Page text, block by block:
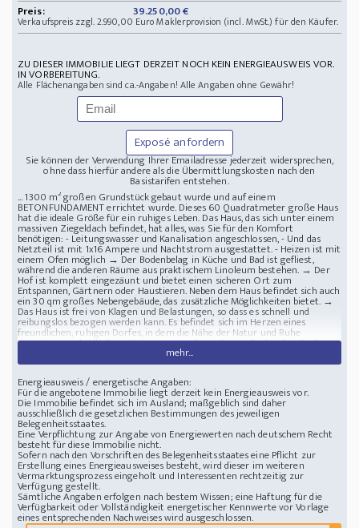
Preis:
39.250,00 €
Verkaufspreis zzgl. 2.990,00 Euro Maklerprovision (incl. MwSt.) für den Käufer.
ZU DIESER IMMOBILIE LIEGT DERZEIT NOCH KEIN ENERGIEAUSWEIS VOR.
IN VORBEREITUNG.
Alle Flächenangaben sind ca.-Angaben! Alle Angaben ohne Gewähr!
Exposé anfordern
Sie können der Verwendung Ihrer Emailadresse jederzeit widersprechen,
ohne dass hierfür andere als die Übermittlungskosten nach den
Basistarifen entstehen.
... 1300 m² großen Grundstück gebaut wurde und auf einem
BETONFUNDAMENT errichtet wurde. Dieses 60 Quadratmeter große Haus
hat die ideale Größe für ein ruhiges Leben. Das Haus, das sich unter einem
massiven Ziegeldach befindet, hat alles, was Sie für den Komfort
benötigen: - Leitungswasser und Kanalisation angeschlossen, - Und das
Netzteil ist mit 1x16 Ampere und Nachtstrom ausgestattet. - Heizen ist mit
einem Ofen möglich → Der Bodenbelag in Küche und Bad ist gefliest,
während die anderen Räume aus praktischem Linoleum bestehen. → Der
Hof ist komplett eingezäunt und bietet einen sicheren Ort zum
Entspannen, Gärtnern oder Haustieren. Neben dem Haus befindet sich auch
ein 30 qm großes Nebengebäude, das zusätzliche Möglichkeiten bietet. →
Das Haus ist frei von Klagen und Belastungen, so dass es schnell und
reibungslos bezogen werden kann. Es befindet sich im Herzen eines
freundlichen, ruhigen Dorfes, in dem die Nähe der Natur und Ruhe
garantiert sind. Alle Dienstleistungen sind vor Ort verfügbar. Die Siedlung
ist eine ideale Wahl für diejenigen, die ein ruhiges Landleben wünschen,
aber es ist auch wichtig für sie, in der Nähe größerer Städte zu sein. → Es
ist leicht mit dem Auto oder Bus zu erreichen, die
Hochgeschwindigkeitsbahn Budapest-Belgradführt durch die Siedlung.
Lage in der Nähe von: Solt - Kiskörös: 20 km - Kecskemét: 40 km -
Budapest: 105 kmRenoviertes 60m2 Haus mit Grund im Komitat Bacs-
kiskun
mehr...
Energieausweis / energetische Angaben:
Für die angebotene Immobilie liegt derzeit kein Energieausweis vor.
Die Immobilie befindet sich im Ausland; maßgeblich sind daher
ausschließlich die gesetzlichen Bestimmungen des jeweiligen
Belegenheitsstaates.
Eine Verpflichtung zur Angabe von Energiewerten nach deutschem Recht
besteht für diese Immobilie nicht.
Sofern nach den Vorschriften des Belegenheitsstaates eine Pflicht zur
Erstellung eines Energieausweises besteht, wird dieser im weiteren
Vermarktungsprozess eingeholt und Interessenten rechtzeitig zur
Verfügung gestellt.
Sämtliche Angaben erfolgen nach bestem Wissen; eine Haftung für die
Verfügbarkeit oder Vollständigkeit energetischer Kennwerte vor Vorlage
eines entsprechenden Nachweises wird ausgeschlossen.